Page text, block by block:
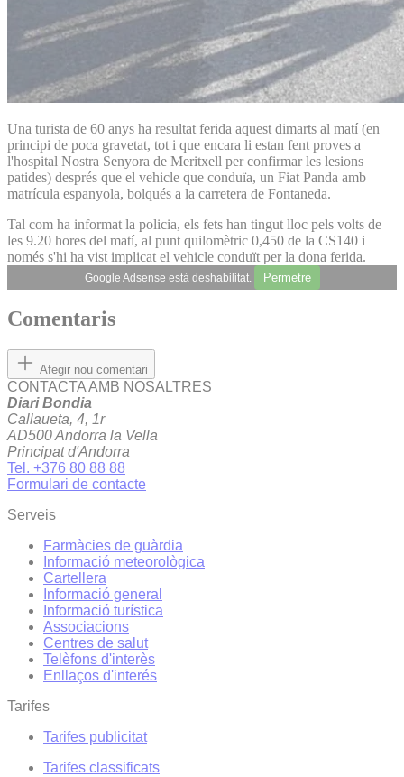
Una turista de 60 anys ha resultat ferida aquest dimarts al matí (en
principi de poca gravetat, tot i que encara li estan fent proves a
l'hospital Nostra Senyora de Meritxell per confirmar les lesions
patides) després que el vehicle que conduïa, un Fiat Panda amb
matrícula espanyola, bolqués a la carretera de Fontaneda.
Tal com ha informat la policia, els fets han tingut lloc pels volts de
les 9.20 hores del matí, al punt quilomètric 0,450 de la CS140 i
només s'hi ha vist implicat el vehicle conduït per la dona ferida.
Google Adsense està deshabilitat. Permetre
Comentaris
Afegir nou comentari
CONTACTA AMB NOSALTRES
Diari Bondia
Callaueta, 4, 1r
AD500 Andorra la Vella
Principat d'Andorra
Tel. +376 80 88 88
Formulari de contacte
Serveis
Farmàcies de guàrdia
Informació meteorològica
Cartellera
Informació general
Informació turística
Associacions
Centres de salut
Telèfons d'interès
Enllaços d'interés
Tarifes
Tarifes publicitat
Tarifes classificats